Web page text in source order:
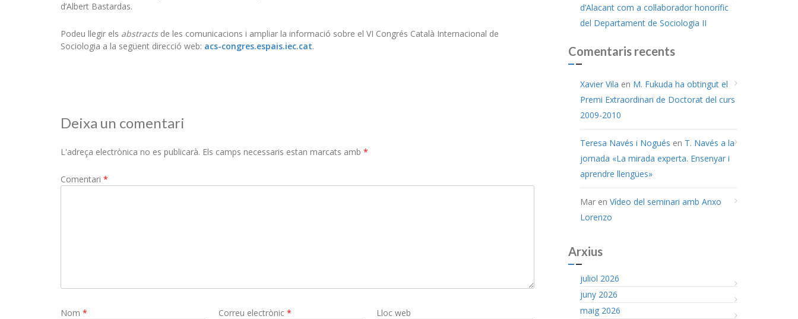
d’Albert Bastardas.
Podeu llegir els abstractsde les comunicacions i ampliar la informació sobre el VI Congrés Català Internacional de
Sociologia a la següent direcció web: acs-congres.espais.iec.cat.
Deixa un comentari
L'adreça electrònica no es publicarà. Els camps necessaris estan marcats amb *
Comentari *
Nom * Correu electrònic * Lloc web
d’Alacant com a col·laborador honorífic
del Departament de Sociologia II
Comentaris recents
Xavier Vila en M. Fukuda ha obtingut el
Premi Extraordinari de Doctorat del curs
2009-2010
Teresa Navés i Nogués en T. Navés a la
jornada «La mirada experta. Ensenyar i
aprendre llengües»
Mar en Vídeo del seminari amb Anxo
Lorenzo
Arxius
juliol 2026
juny 2026
maig 2026